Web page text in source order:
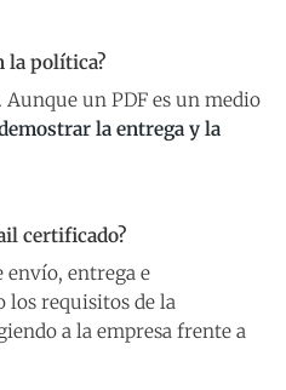
la política?
un PDF es un medio
la entrega y la
certificado?
envío, entrega e
requisitos de la
a la empresa frente a